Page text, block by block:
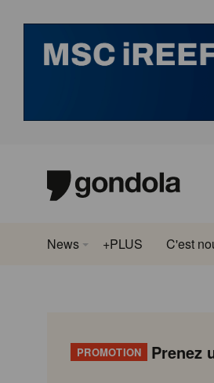
News +PLUS C'est
PROMOTION Prenez